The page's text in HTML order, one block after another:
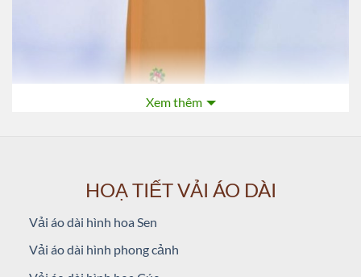
Xem thêm
HOẠ TIẾT VẢI ÁO DÀI
Vải áo dài hình hoa Sen
Vải áo dài hình phong cảnh